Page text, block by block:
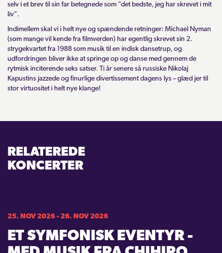
selv i et brev til sin far betegnede som ”det bedste, jeg har skrevet i mit
liv”.
Indimellem skal vi i helt nye og spændende retninger: Michael Nyman
(som mange vil kende fra filmverden) har egentlig skrevet sin 2.
strygekvartet fra 1988 som musik til en indisk dansetrup, og
udfordringen bliver ikke at springe op og danse med gennem de
rytmisk inciterende seks satser. Ti år senere så russiske Nikolaj
Kapustins jazzede og finurlige divertissement dagens lys – glæd jer til
stor virtuositet i helt nye klange!
RELATEREDE
KONCERTER
25. NOV 2026 - 26. NOV 2026
ET SYMFONISK EVENTYR -